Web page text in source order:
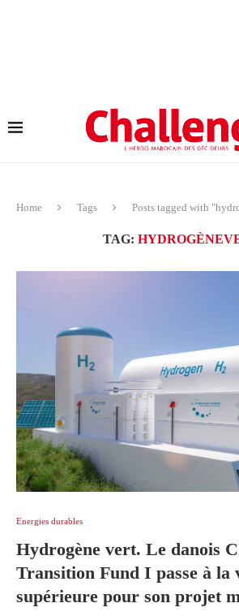
Home Tags Posts tagged with
TAG:
Energies durables
Hydrogène vert. Le danois
Transition Fund I passe à la
supérieure pour son projet